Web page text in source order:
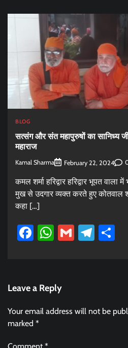
BLOG
सत्संग और संत महापुरुषों का सानिध्य
महाराज
Kamal Sharma February 22, 2024
कमल शर्मा हरिद्वार हरिद्वार भूपत
मुख से उदगार व्यक्त करते हुए कोतवाल
कहा […]
Facebook
WhatsApp
Gmail
Leave a Reply
Your email address will not be
marked *